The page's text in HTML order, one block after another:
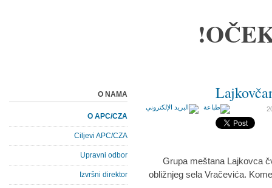
Grupa meštana Lajkovca
obližnjeg sela Vračevića.
O NAMA
O APC/CZA
Ciljevi APC/CZA
Upravni odbor
Izvršni direktor